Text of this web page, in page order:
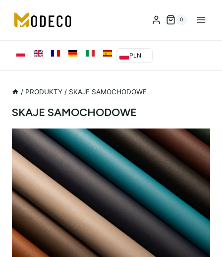
treści
0
PLN
/ PRODUKTY / SKAJE SAMOCHODOWE
SKAJE SAMOCHODOWE